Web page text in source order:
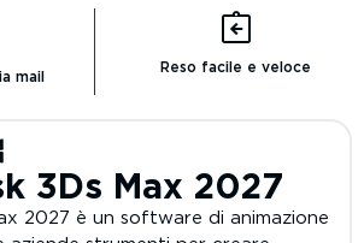
mail
Reso facile e veloce
3Ds Max 2027
2027 è un software di animazione